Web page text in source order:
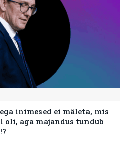
inimesed ei mäleta, mis
aga majandus tundub